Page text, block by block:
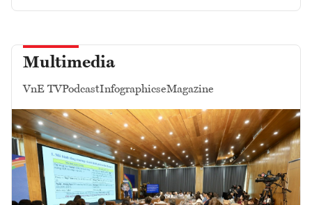
Multimedia
VnE TVPodcastInfographicseMagazine